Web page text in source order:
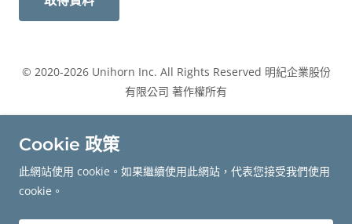
© 2020-2026 Unihorn Inc. All Rights Reserved 明紀企業股份
有限公司 著作權所有
Cookie 政策
此網站使用 cookie。如果繼續使用此網站，代表您接受我們使用
cookie。